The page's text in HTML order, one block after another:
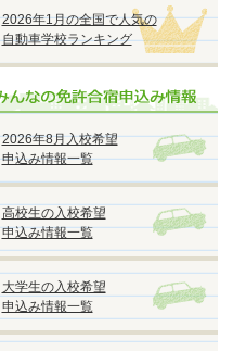
2026年1月の全国で人気の
自動車学校ランキング
2026年8月入校希望
申込み情報一覧
高校生の入校希望
申込み情報一覧
大学生の入校希望
申込み情報一覧